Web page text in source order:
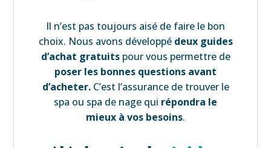
Il n’est pas toujours aisé de faire le bon
choix. Nous avons développé deux guides
d’achat gratuitspour vous permettre de
poser les bonnes questions avant
d’acheter.C’est l’assurance de trouver le
spa ou spa de nage qui répondra le
mieux à vos besoins.